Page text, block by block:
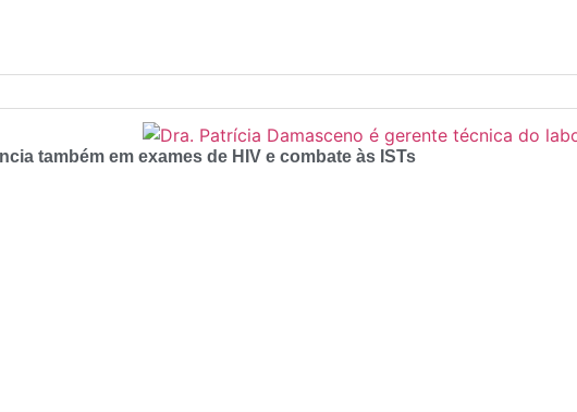
também em exames de HIV e combate às ISTs